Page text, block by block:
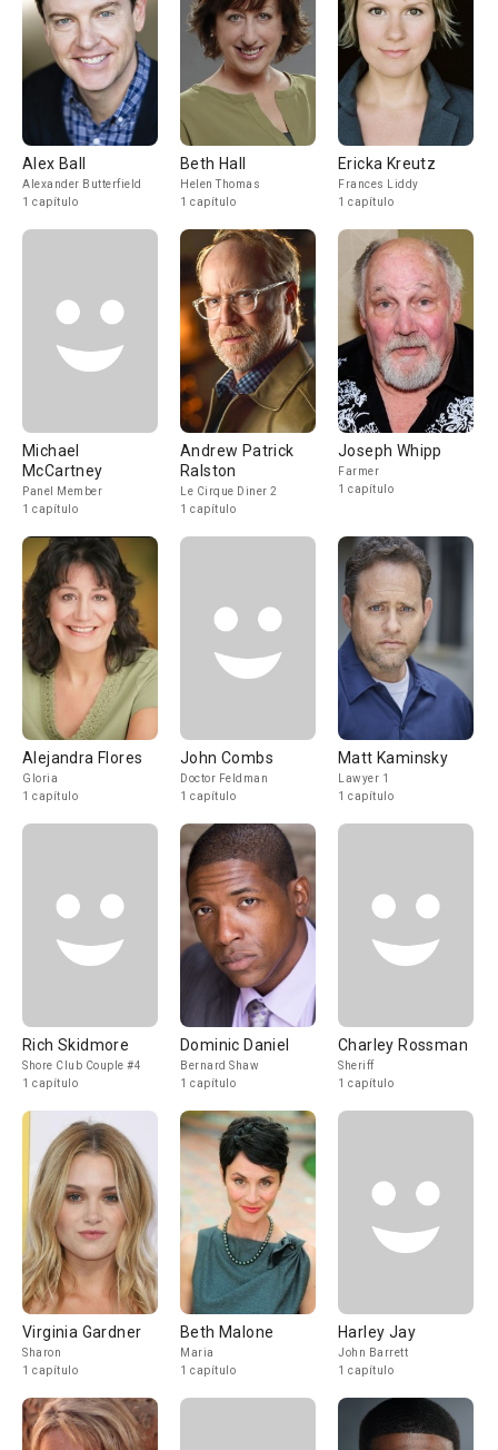
Alex Ball
Alexander Butterfield
1 capítulo
Beth Hall
Helen Thomas
1 capítulo
Ericka Kreutz
Frances Liddy
1 capítulo
Michael
McCartney
Panel Member
1 capítulo
Andrew Patrick
Ralston
Le Cirque Diner 2
1 capítulo
Joseph Whipp
Farmer
1 capítulo
Alejandra Flores
Gloria
1 capítulo
John Combs
Doctor Feldman
1 capítulo
Matt Kaminsky
Lawyer 1
1 capítulo
Rich Skidmore
Shore Club Couple #4
1 capítulo
Dominic Daniel
Bernard Shaw
1 capítulo
Charley Rossman
Sheriff
1 capítulo
Virginia Gardner
Sharon
1 capítulo
Beth Malone
Maria
1 capítulo
Harley Jay
John Barrett
1 capítulo